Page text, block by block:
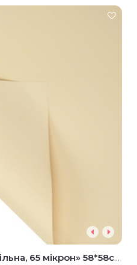
65 мікрон» 58*58см